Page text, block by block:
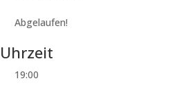
Abgelaufen!
Uhrzeit
19:00